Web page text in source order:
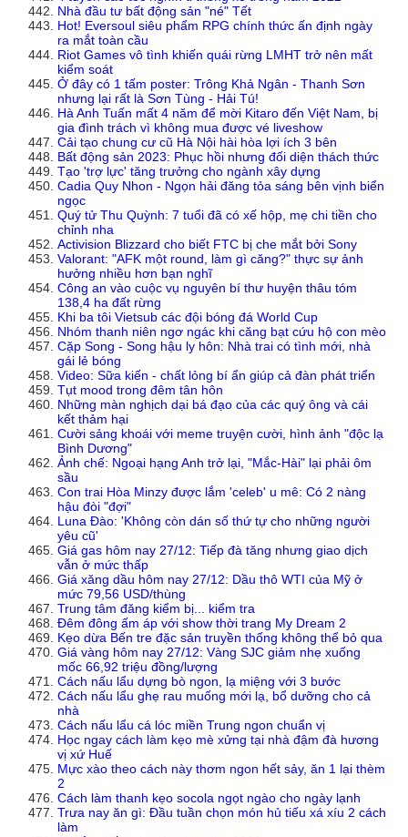
Nhà đầu tư bất động sản "né" Tết
Hot! Eversoul siêu phẩm RPG chính thức ấn định ngày
ra mắt toàn cầu
Riot Games vô tình khiến quái rừng LMHT trở nên mất
kiểm soát
Ở đây có 1 tấm poster: Trông Khả Ngân - Thanh Sơn
nhưng lại rất là Sơn Tùng - Hải Tú!
Hà Anh Tuấn mất 4 năm để mời Kitaro đến Việt Nam, bị
gia đình trách vì không mua được vé liveshow
Cải tạo chung cư cũ Hà Nội hài hòa lợi ích 3 bên
Bất động sản 2023: Phục hồi nhưng đối diện thách thức
Tạo 'trợ lực' tăng trưởng cho ngành xây dựng
Cadia Quy Nhon - Ngọn hải đăng tỏa sáng bên vịnh biển
ngọc
Quý tử Thu Quỳnh: 7 tuổi đã có xế hộp, mẹ chi tiền cho
chỉnh nha
Activision Blizzard cho biết FTC bị che mắt bởi Sony
Valorant: "AFK một round, làm gì căng?" thực sự ảnh
hưởng nhiều hơn bạn nghĩ
Công an vào cuộc vụ nguyên bí thư huyện thâu tóm
138,4 ha đất rừng
Khi ba tôi Vietsub các đội bóng đá World Cup
Nhóm thanh niên ngơ ngác khi căng bạt cứu hộ con mèo
Cặp Song - Song hậu ly hôn: Nhà trai có tình mới, nhà
gái lẻ bóng
Video: Sữa kiến - chất lỏng bí ẩn giúp cả đàn phát triển
Tụt mood trong đêm tân hôn
Những màn nghịch dại bá đạo của các quý ông và cái
kết thảm hại
Cười sảng khoái với meme truyện cười, hình ảnh "độc lạ
Bình Dương"
Ảnh chế: Ngoại hạng Anh trở lại, "Mắc-Hài" lại phải ôm
sầu
Con trai Hòa Minzy được lắm 'celeb' u mê: Có 2 nàng
hậu đòi "đợi"
Luna Đào: 'Không còn dán số thứ tự cho những người
yêu cũ'
Giá gas hôm nay 27/12: Tiếp đà tăng nhưng giao dịch
vẫn ở mức thấp
Giá xăng dầu hôm nay 27/12: Dầu thô WTI của Mỹ ở
mức 79,56 USD/thùng
Trung tâm đăng kiểm bị... kiểm tra
Đêm đông ấm áp với show thời trang My Dream 2
Kẹo dừa Bến tre đặc sản truyền thống không thể bỏ qua
Giá vàng hôm nay 27/12: Vàng SJC giảm nhẹ xuống
mốc 66,92 triệu đồng/lượng
Cách nấu lẩu dựng bò ngon, lạ miệng với 3 bước
Cách nấu lẩu ghẹ rau muống mới lạ, bổ dưỡng cho cả
nhà
Cách nấu lẩu cá lóc miền Trung ngon chuẩn vị
Học ngay cách làm kẹo mè xửng tại nhà đậm đà hương
vị xứ Huế
Mực xào theo cách này thơm ngon hết sảy, ăn 1 lại thèm
2
Cách làm thanh kẹo socola ngọt ngào cho ngày lạnh
Trưa nay ăn gì: Đầu tuần chọn món hủ tiếu xá xíu 2 cách
làm